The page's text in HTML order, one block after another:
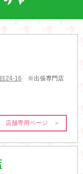
24-16 ※出張専門店
店舗専用ページ ＞